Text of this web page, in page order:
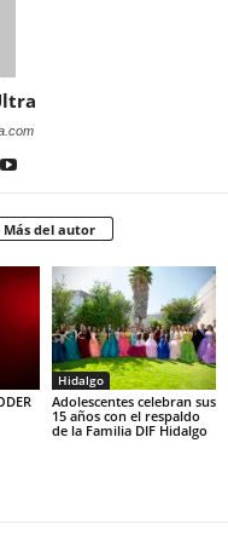
Más del autor
Hidalgo
Adolescentes celebran sus
15 años con el respaldo
de la Familia DIF Hidalgo